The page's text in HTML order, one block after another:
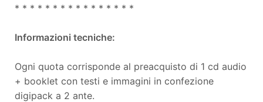
* * * * * * * * * * * * * * * *
Informazioni tecniche:
Ogni quota corrisponde al preacquisto di 1 cd audio
+ booklet con testi e immagini in confezione
digipack a 2 ante.